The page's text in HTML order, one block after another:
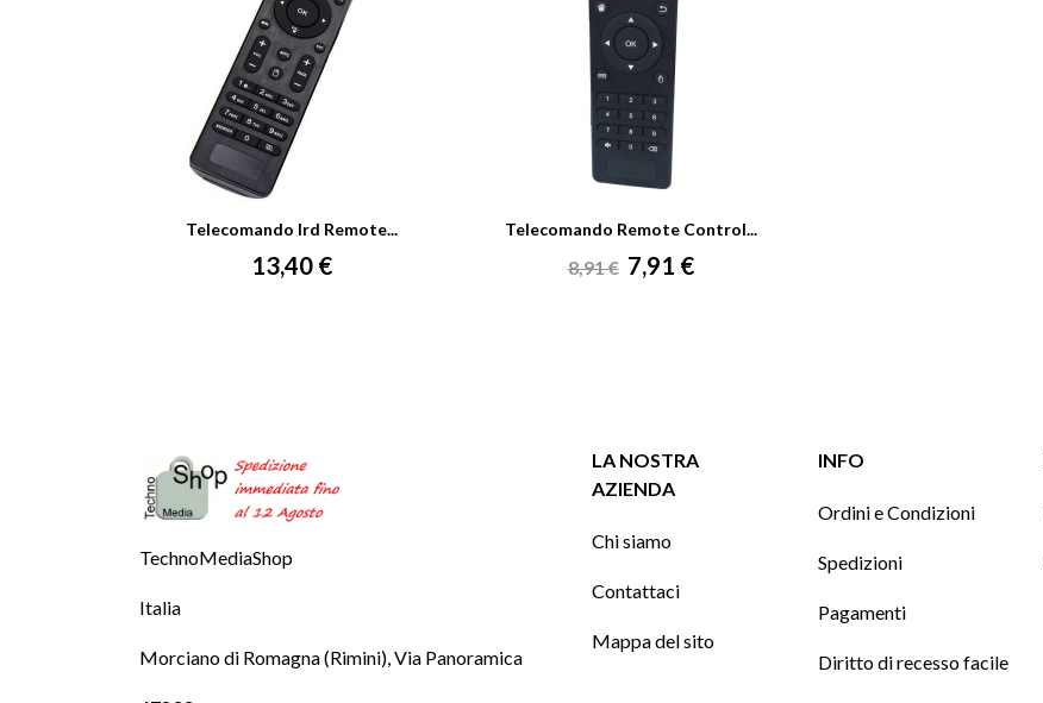
Telecomando Ird Remote...
Prezzo
13,40 €
Telecomando Remote Control...
Prezzo
8,91 € Prezzo
7,91 €
TechnoMediaShop
Italia
Morciano di Romagna (Rimini), Via Panoramica
LA NOSTRA
AZIENDA
Chi siamo
Contattaci
Mappa del sito
INFO
Ordini e Condizioni
Spedizioni
Pagamenti
Diritto di recesso facile